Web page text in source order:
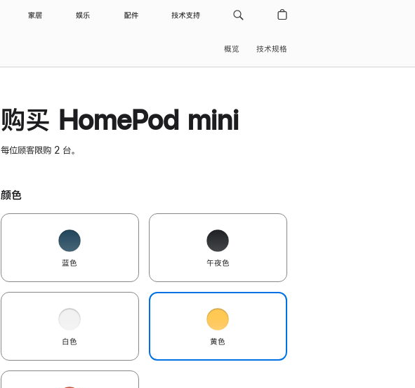
家居 娱乐 配件 技术支持
概览 技术规格
购买 HomePod mini
每位顾客限购 2 台。
颜色
蓝色 午夜色
白色 黄色